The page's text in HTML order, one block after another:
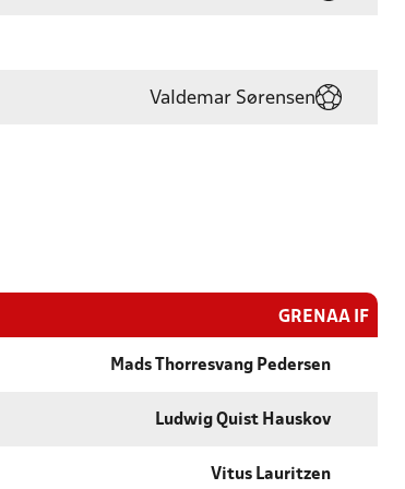
Valdemar Sørensen
GRENAA IF
Mads Thorresvang Pedersen
Ludwig Quist Hauskov
Vitus Lauritzen